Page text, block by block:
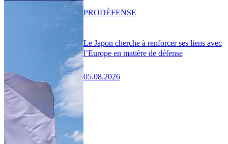
Le Japon cherche à renforcer ses liens avec
l’Europe en matière de défense
05.08.2026
PRODÉFENSE